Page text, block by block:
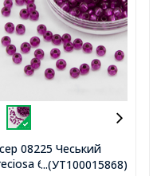
...(УТ100015868)
08225 Чеський
6/0, Кристал